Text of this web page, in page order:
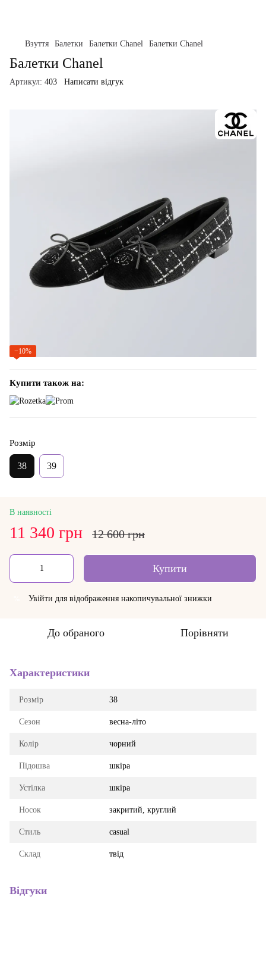
Взуття Балетки Балетки Chanel Балетки Chanel
Балетки Chanel
Артикул: 403 Написати відгук
−10%
Купити також на:
Розмір
38 39
В наявності
11 340 грн 12 600 грн
Купити
Увійти для відображення накопичувальної знижки
До обраного Порівняти
Характеристики
Розмір 38
Сезон весна-літо
Колір чорний
Підошва шкіра
Устілка шкіра
Носок закритий, круглий
Стиль casual
Склад твід
Відгуки